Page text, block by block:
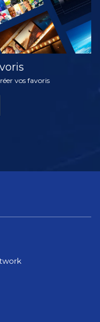
vos favoris